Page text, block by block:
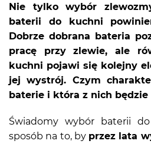
Nie tylko wybór
baterii do kuchni
Dobrze dobrana bateria
pracę przy zlewie, ale
kuchni pojawi się kolejny
jej wystrój. Czym
baterie i która z nich będzie
Świadomy wybór baterii
sposób na to, by przez lata